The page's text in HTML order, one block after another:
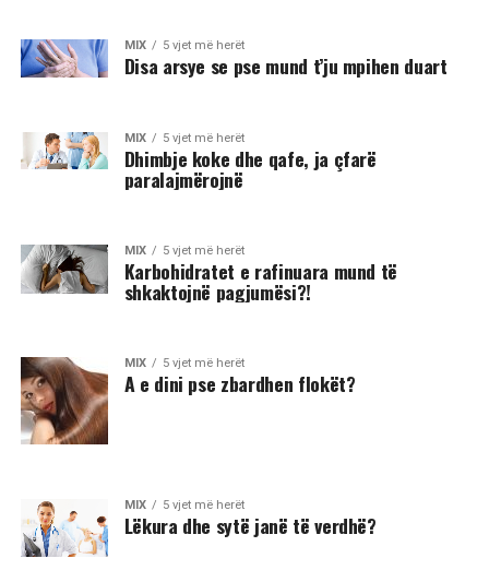
MIX 5 vjet më herët
Disa arsye se pse mund t’ju mpihen duart
MIX 5 vjet më herët
Dhimbje koke dhe qafe, ja çfarë
paralajmërojnë
MIX 5 vjet më herët
Karbohidratet e rafinuara mund të
shkaktojnë pagjumësi?!
MIX 5 vjet më herët
A e dini pse zbardhen flokët?
MIX 5 vjet më herët
Lëkura dhe sytë janë të verdhë?